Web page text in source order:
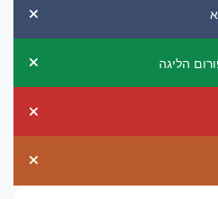
הליגה